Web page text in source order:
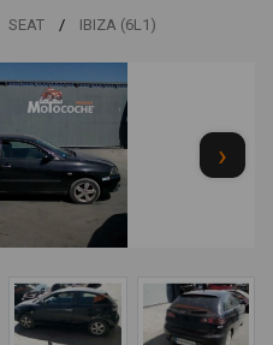
SEAT / IBIZA (6L1)
›